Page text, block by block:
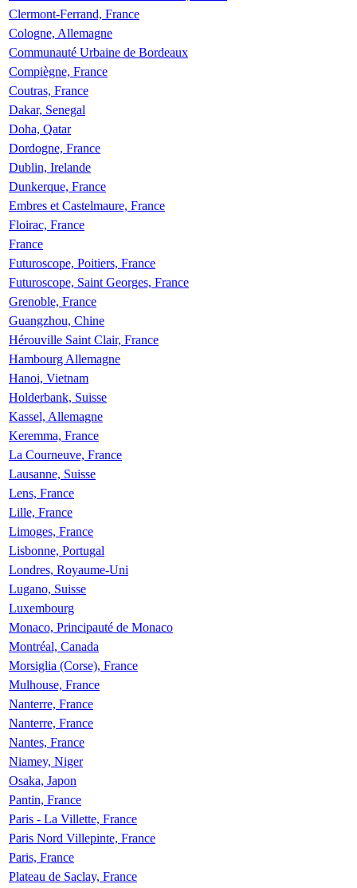
Clermont-Ferrand, France
Cologne, Allemagne
Communauté Urbaine de Bordeaux
Compiègne, France
Coutras, France
Dakar, Senegal
Doha, Qatar
Dordogne, France
Dublin, Irelande
Dunkerque, France
Embres et Castelmaure, France
Floirac, France
France
Futuroscope, Poitiers, France
Futuroscope, Saint Georges, France
Grenoble, France
Guangzhou, Chine
Hérouville Saint Clair, France
Hambourg Allemagne
Hanoi, Vietnam
Holderbank, Suisse
Kassel, Allemagne
Keremma, France
La Courneuve, France
Lausanne, Suisse
Lens, France
Lille, France
Limoges, France
Lisbonne, Portugal
Londres, Royaume-Uni
Lugano, Suisse
Luxembourg
Monaco, Principauté de Monaco
Montréal, Canada
Morsiglia (Corse), France
Mulhouse, France
Nanterre, France
Nanterre, France
Nantes, France
Niamey, Niger
Osaka, Japon
Pantin, France
Paris - La Villette, France
Paris Nord Villepinte, France
Paris, France
Plateau de Saclay, France